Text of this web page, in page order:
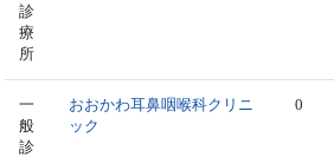
診
療
所
一
般
診
おおかわ耳鼻咽喉科クリニ
ック
0